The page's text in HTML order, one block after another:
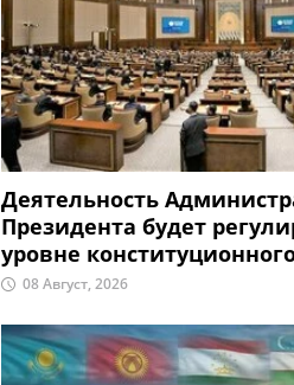
Деятельность
Президента будет
уровне
08 Август, 2026